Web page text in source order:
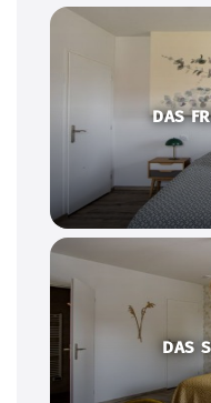
DAS
DAS